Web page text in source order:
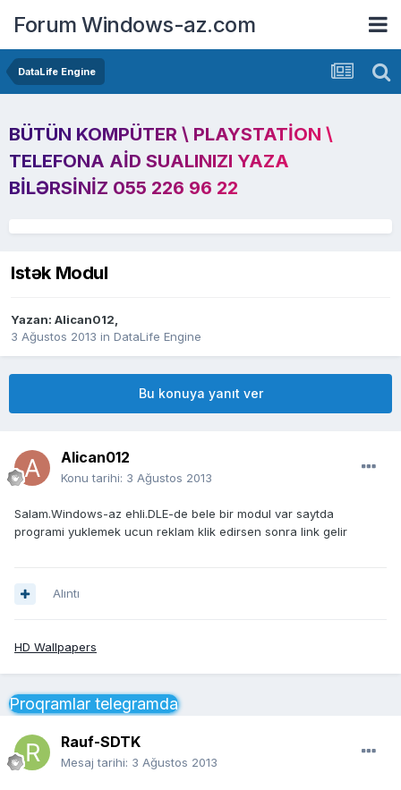
Forum Windows-az.com
DataLife Engine
BÜTÜN KOMPÜTER \ PLAYSTATION \
TELEFONA AID SUALINIZI YAZA
BILƏRSINIZ 055 226 96 22
Istək Modul
Yazan: Alican012,
3 Ağustos 2013 in DataLife Engine
Bu konuya yanıt ver
Alican012
Konu tarihi: 3 Ağustos 2013
Salam.Windows-az ehli.DLE-de bele bir modul var saytda
programi yuklemek ucun reklam klik edirsen sonra link gelir
Alıntı
HD Wallpapers
Proqramlar telegramda
Rauf-SDTK
Mesaj tarihi: 3 Ağustos 2013